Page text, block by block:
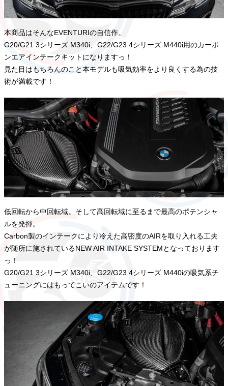
本商品はそんなEVENTURIの自信作。
G20/G21 3シリーズ M340i、G22/G23 4シリーズ M440i用のカーボ
ンエアインテークキットになりますっ！
見た目はもちろんのこと本モデルも吸気効率をより良くする為の技
術が満載です！
低回転から中回転域。そして高回転域に至るまで最高のポテンシャ
ルを発揮。
Carbon製のインテークにより冷えた高密度のAIRを取り入れる工夫
が随所に施されているNEW AIR INTAKE SYSTEMとなっております
っ！
G20/G21 3シリーズ M340i、G22/G23 4シリーズ M440iの吸気系チ
ューニングにはもってこいのアイテムです！